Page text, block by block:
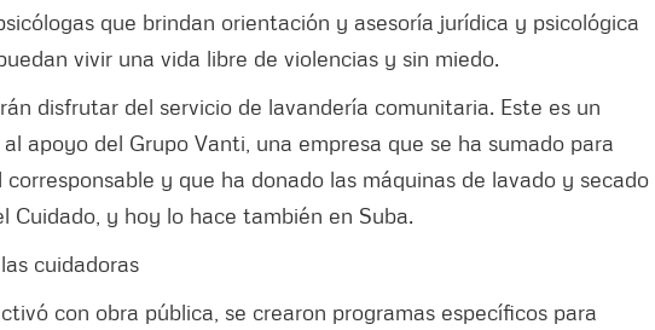
que brindan orientación y asesoría jurídica y psicológica
vivir una vida libre de violencias y sin miedo.
disfrutar del servicio de lavandería comunitaria. Este es un
apoyo del Grupo Vanti, una empresa que se ha sumado para
y que ha donado las máquinas de lavado y secado
Cuidado, y hoy lo hace también en Suba.
cuidadoras
con obra pública, se crearon programas específicos para